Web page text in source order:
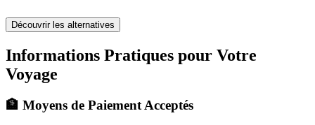
Découvrir les alternatives
Informations Pratiques pour Votre
Voyage
🏦 Moyens de Paiement Acceptés